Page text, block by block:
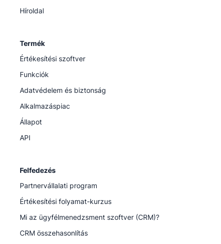
Híroldal
Termék
Értékesítési szoftver
Funkciók
Adatvédelem és biztonság
Alkalmazáspiac
Állapot
API
Felfedezés
Partnervállalati program
Értékesítési folyamat-kurzus
Mi az ügyfélmenedzsment szoftver (CRM)?
CRM összehasonlítás